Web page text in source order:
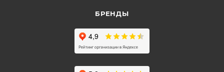
БРЕНДЫ